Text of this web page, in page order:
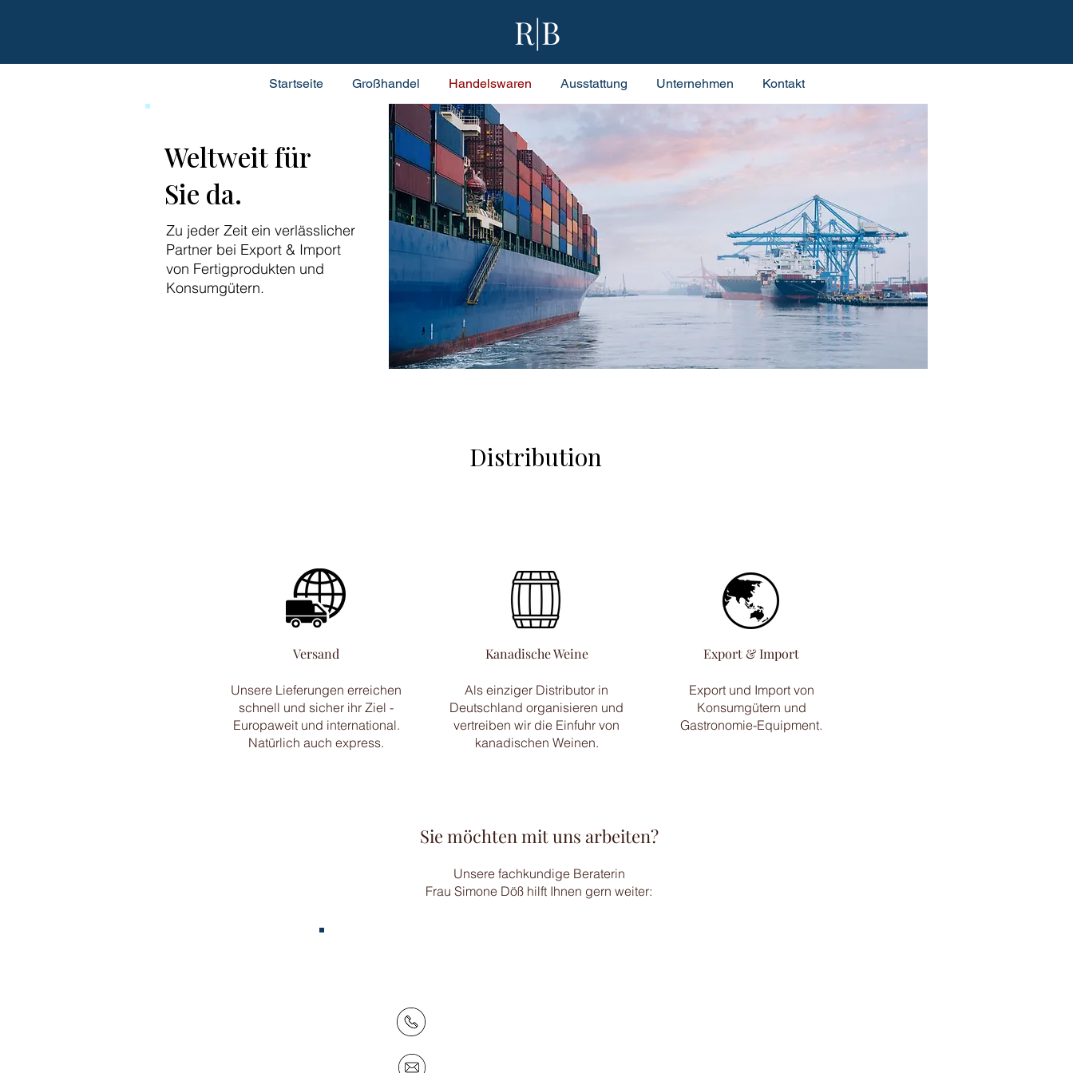
R|B
Startseite Großhandel Handelswaren Ausstattung Unternehmen Kontakt
Weltweit für
Sie da.
Zu jeder Zeit ein verlässlicher
Partner bei Export & Import
von Fertigprodukten und
Konsumgütern.
Distribution
Versand
Unsere Lieferungen erreichen
schnell und sicher ihr Ziel -
Europaweit und international.
Natürlich auch express.
Kanadische Weine
Als einziger Distributor in
Deutschland organisieren und
vertreiben wir die Einfuhr von
kanadischen Weinen.
Export & Import
Export und Import von
Konsumgütern und
Gastronomie-Equipment.
Sie möchten mit uns arbeiten?
Unsere fachkundige Beraterin
Frau Simone Döß hilft Ihnen gern weiter: